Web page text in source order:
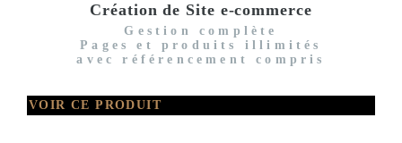
Création de Site e-commerce
Gestion complète
Pages et produits illimités
avec référencement compris
VOIR CE PRODUIT